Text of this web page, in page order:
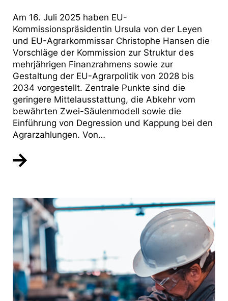
Am 16. Juli 2025 haben EU-
Kommissionspräsidentin Ursula von der Leyen
und EU-Agrarkommissar Christophe Hansen die
Vorschläge der Kommission zur Struktur des
mehrjährigen Finanzrahmens sowie zur
Gestaltung der EU-Agrarpolitik von 2028 bis
2034 vorgestellt. Zentrale Punkte sind die
geringere Mittelausstattung, die Abkehr vom
bewährten Zwei-Säulenmodell sowie die
Einführung von Degression und Kappung bei den
Agrarzahlungen. Von…